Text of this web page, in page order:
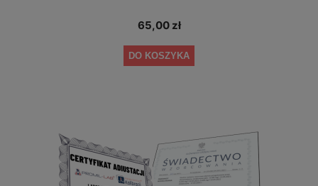
65,00 zł
DO KOSZYKA